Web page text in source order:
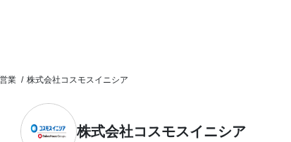
業 / 株式会社コスモスイニシア
株式会社コスモスイニシア